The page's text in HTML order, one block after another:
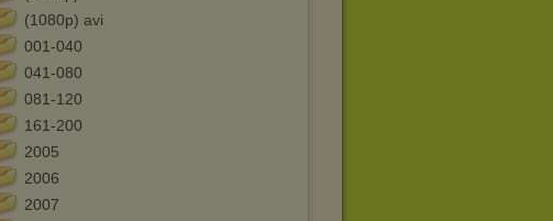
(1080p) avi
001-040
041-080
081-120
161-200
2005
2006
2007